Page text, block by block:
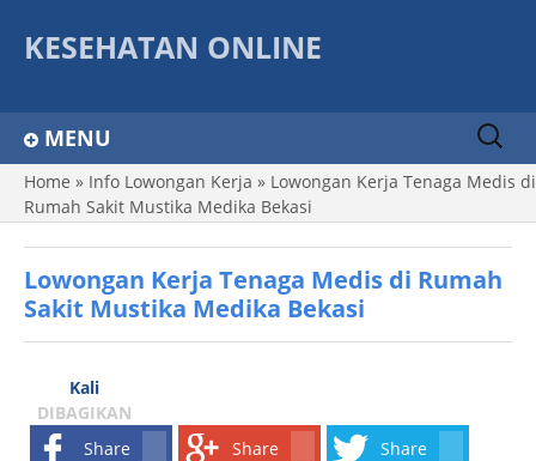
KESEHATAN ONLINE
MENU
Home
Info Lowongan
Kelas Kita
Tenaga Kesehatan
Sear
ch
for:
Home » Info Lowongan Kerja » Lowongan Kerja Tenaga Medis di
Rumah Sakit Mustika Medika Bekasi
Lowongan Kerja Tenaga Medis di Rumah
Sakit Mustika Medika Bekasi
Kali
DIBAGIKAN
Share
Share Share